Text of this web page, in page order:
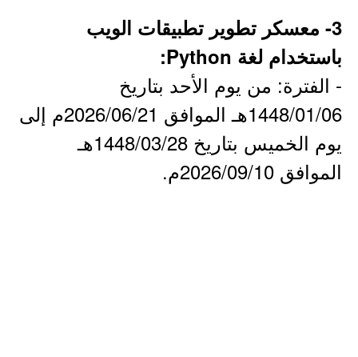
3- معسكر تطوير تطبيقات الويب
باستخدام لغة Python:
- الفترة: من يوم الأحد بتاريخ
1448/01/06هـ الموافق 2026/06/21م إلى
يوم الخميس بتاريخ 1448/03/28هـ
الموافق 2026/09/10م.